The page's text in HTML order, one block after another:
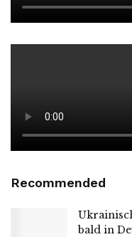
Recommended
bald in